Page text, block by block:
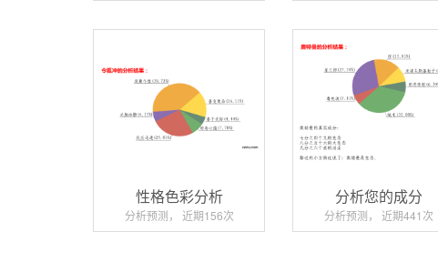
性格色彩分析
分析预测， 近期156次
分析您的成分
分析预测， 近期441次